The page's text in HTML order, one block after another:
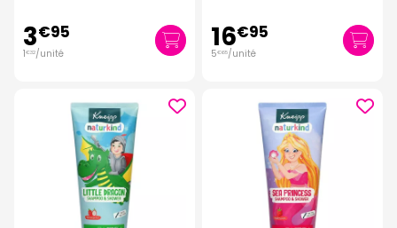
3€95
1€32/unité 16€95
5€65/unité